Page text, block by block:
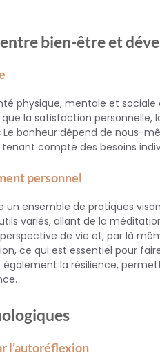
bien-être et
physique, mentale et sociale
la satisfaction
Le bonheur dépend de nous-
compte des besoins
personnel
ensemble de pratiques
variés, allant de la
de vie et, par là
ce qui est essentiel pour
la résilience,
l’autoréflexion